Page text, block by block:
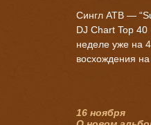
Cингл ATB —
DJ Chart Top
неделе уже на
восхождения
16 ноября